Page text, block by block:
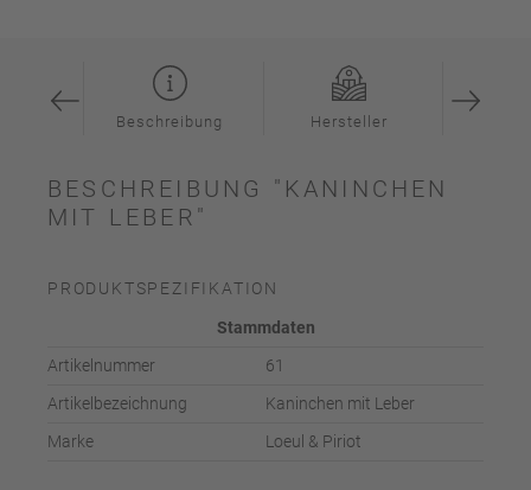
Beschreibung Hersteller
BESCHREIBUNG "KANINCHEN
MIT LEBER"
PRODUKTSPEZIFIKATION
Stammdaten
Artikelnummer
61
Artikelbezeichnung
Kaninchen mit Leber
Marke
Loeul & Piriot